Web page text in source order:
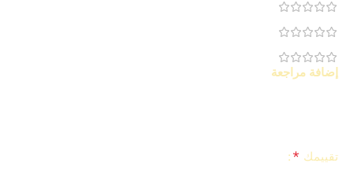
إضافة مراجعة
تقييمك *